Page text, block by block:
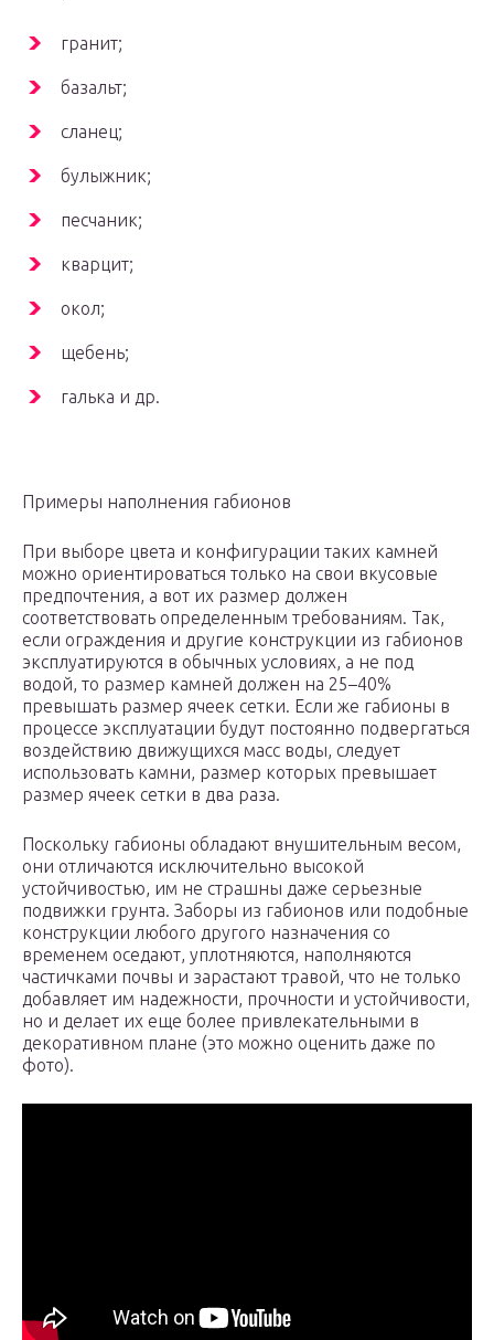
гранит;
базальт;
сланец;
булыжник;
песчаник;
кварцит;
окол;
щебень;
галька и др.
Примеры наполнения габионов
При выборе цвета и конфигурации таких камней
можно ориентироваться только на свои вкусовые
предпочтения, а вот их размер должен
соответствовать определенным требованиям. Так,
если ограждения и другие конструкции из габионов
эксплуатируются в обычных условиях, а не под
водой, то размер камней должен на 25–40%
превышать размер ячеек сетки. Если же габионы в
процессе эксплуатации будут постоянно подвергаться
воздействию движущихся масс воды, следует
использовать камни, размер которых превышает
размер ячеек сетки в два раза.
Поскольку габионы обладают внушительным весом,
они отличаются исключительно высокой
устойчивостью, им не страшны даже серьезные
подвижки грунта. Заборы из габионов или подобные
конструкции любого другого назначения со
временем оседают, уплотняются, наполняются
частичками почвы и зарастают травой, что не только
добавляет им надежности, прочности и устойчивости,
но и делает их еще более привлекательными в
декоративном плане (это можно оценить даже по
фото).